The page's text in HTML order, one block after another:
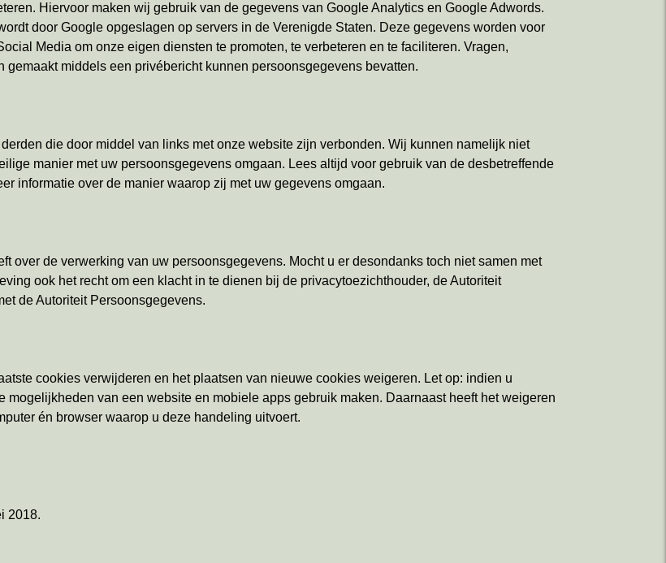
Hiervoor maken wij gebruik van de gegevens van Google Analytics en Google Adwords.
door Google opgeslagen op servers in de Verenigde Staten. Deze gegevens worden voor
Media om onze eigen diensten te promoten, te verbeteren en te faciliteren. Vragen,
middels een privébericht kunnen persoonsgegevens bevatten.
die door middel van links met onze website zijn verbonden. Wij kunnen namelijk niet
manier met uw persoonsgegevens omgaan. Lees altijd voor gebruik van de desbetreffende
informatie over de manier waarop zij met uw gegevens omgaan.
over de verwerking van uw persoonsgegevens. Mocht u er desondanks toch niet samen met
ook het recht om een klacht in te dienen bij de privacytoezichthouder, de Autoriteit
de Autoriteit Persoonsgegevens.
cookies verwijderen en het plaatsen van nieuwe cookies weigeren. Let op: indien u
van een website en mobiele apps gebruik maken. Daarnaast heeft het weigeren
én browser waarop u deze handeling uitvoert.
2018.